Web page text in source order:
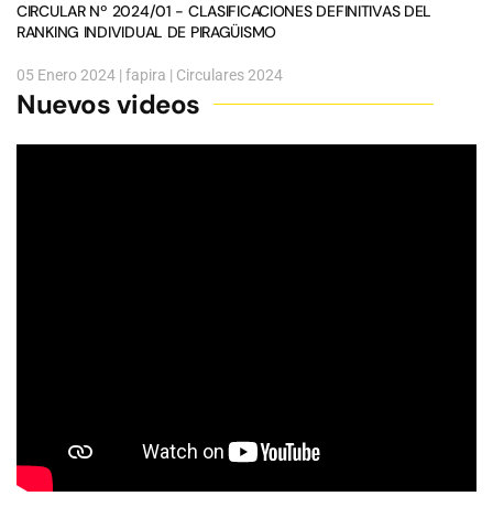
CIRCULAR Nº 2024/01 - CLASIFICACIONES DEFINITIVAS DEL
RANKING INDIVIDUAL DE PIRAGÜISMO
05 Enero 2024 | fapira | Circulares 2024
Nuevos videos